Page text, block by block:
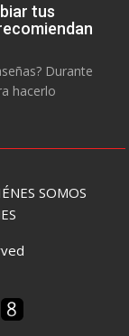
tus
Durante
hacerlo
SOMOS